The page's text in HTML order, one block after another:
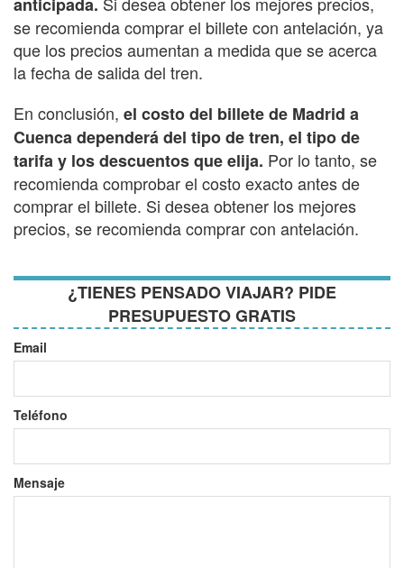
se recomienda comprar el billete con antelación, ya
que los precios aumentan a medida que se acerca
la fecha de salida del tren.
En conclusión, el costo del billete de Madrid a
Cuenca dependerá del tipo de tren, el tipo de
tarifa y los descuentos que elija. Por lo tanto, se
recomienda comprobar el costo exacto antes de
comprar el billete. Si desea obtener los mejores
precios, se recomienda comprar con antelación.
¿TIENES PENSADO VIAJAR? PIDE
PRESUPUESTO GRATIS
Email
Teléfono
Mensaje